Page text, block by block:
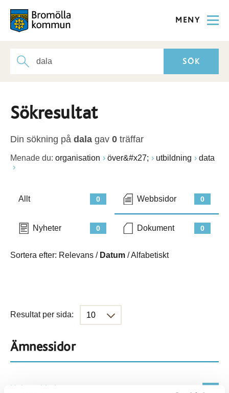
MENY
Sökresultat
Din sökning på dala gav 0 träffar
Menade du: organisation över&#x27; utbildning data
0
Allt 0
Webbsidor
0
Nyheter 0
Dokument
Sortera efter: Relevans / Datum /Alfabetiskt
Resultat per sida:
Ämnessidor
Hela webbplatsen